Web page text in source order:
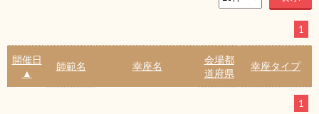
1
開催日
▲
師範名 幸座名
会場都
道府県
幸座タイプ
1